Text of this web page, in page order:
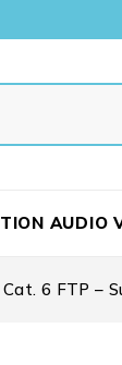
AUDIO
6 FTP –